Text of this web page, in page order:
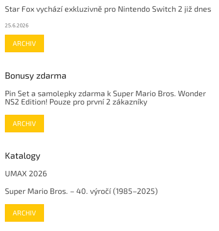
Star Fox vychází exkluzivně pro Nintendo Switch 2 již dnes
25.6.2026
ARCHIV
Bonusy zdarma
Pin Set a samolepky zdarma k Super Mario Bros. Wonder
NS2 Edition! Pouze pro první 2 zákazníky
ARCHIV
Katalogy
UMAX 2026
Super Mario Bros. – 40. výročí (1985–2025)
ARCHIV